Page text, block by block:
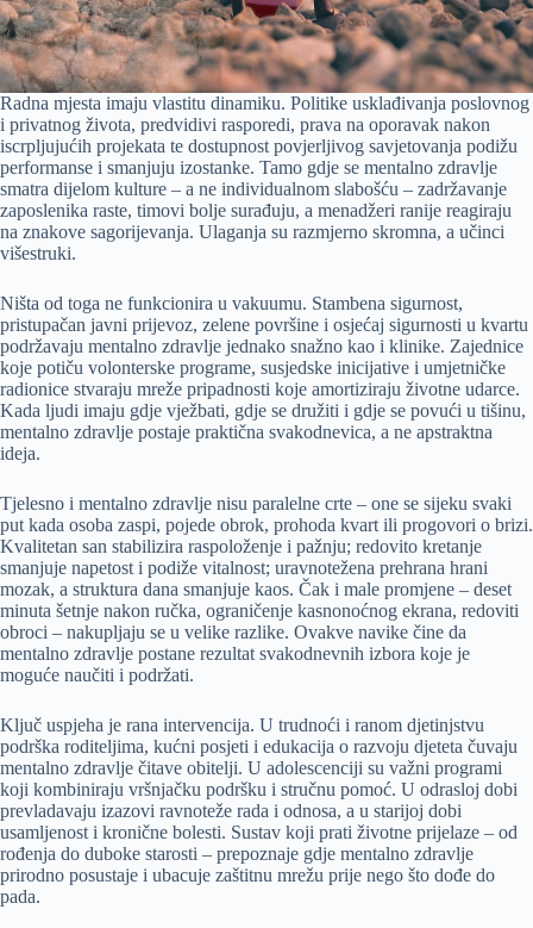
Radna mjesta imaju vlastitu dinamiku. Politike usklađivanja poslovnog
i privatnog života, predvidivi rasporedi, prava na oporavak nakon
iscrpljujućih projekata te dostupnost povjerljivog savjetovanja podižu
performanse i smanjuju izostanke. Tamo gdje se mentalno zdravlje
smatra dijelom kulture – a ne individualnom slabošću – zadržavanje
zaposlenika raste, timovi bolje surađuju, a menadžeri ranije reagiraju
na znakove sagorijevanja. Ulaganja su razmjerno skromna, a učinci
višestruki.
Ništa od toga ne funkcionira u vakuumu. Stambena sigurnost,
pristupačan javni prijevoz, zelene površine i osjećaj sigurnosti u kvartu
podržavaju mentalno zdravlje jednako snažno kao i klinike. Zajednice
koje potiču volonterske programe, susjedske inicijative i umjetničke
radionice stvaraju mreže pripadnosti koje amortiziraju životne udarce.
Kada ljudi imaju gdje vježbati, gdje se družiti i gdje se povući u tišinu,
mentalno zdravlje postaje praktična svakodnevica, a ne apstraktna
ideja.
Tjelesno i mentalno zdravlje nisu paralelne crte – one se sijeku svaki
put kada osoba zaspi, pojede obrok, prohoda kvart ili progovori o brizi.
Kvalitetan san stabilizira raspoloženje i pažnju; redovito kretanje
smanjuje napetost i podiže vitalnost; uravnotežena prehrana hrani
mozak, a struktura dana smanjuje kaos. Čak i male promjene – deset
minuta šetnje nakon ručka, ograničenje kasnonoćnog ekrana, redoviti
obroci – nakupljaju se u velike razlike. Ovakve navike čine da
mentalno zdravlje postane rezultat svakodnevnih izbora koje je
moguće naučiti i podržati.
Ključ uspjeha je rana intervencija. U trudnoći i ranom djetinjstvu
podrška roditeljima, kućni posjeti i edukacija o razvoju djeteta čuvaju
mentalno zdravlje čitave obitelji. U adolescenciji su važni programi
koji kombiniraju vršnjačku podršku i stručnu pomoć. U odrasloj dobi
prevladavaju izazovi ravnoteže rada i odnosa, a u starijoj dobi
usamljenost i kronične bolesti. Sustav koji prati životne prijelaze – od
rođenja do duboke starosti – prepoznaje gdje mentalno zdravlje
prirodno posustaje i ubacuje zaštitnu mrežu prije nego što dođe do
pada.